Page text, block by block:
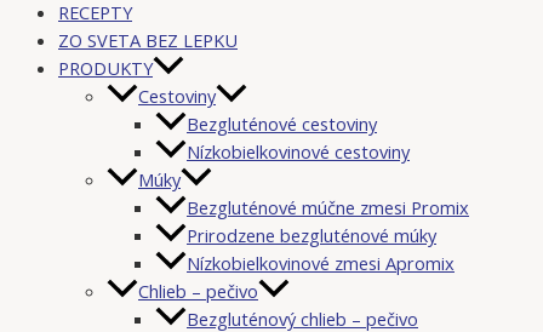
RECEPTY
ZO SVETA BEZ LEPKU
PRODUKTY
Cestoviny
Bezgluténové cestoviny
Nízkobielkovinové cestoviny
Múky
Bezgluténové múčne zmesi Promix
Prirodzene bezgluténové múky
Nízkobielkovinové zmesi Apromix
Chlieb – pečivo
Bezgluténový chlieb – pečivo